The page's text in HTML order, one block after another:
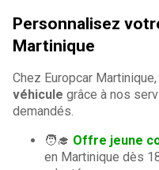
Personnalisez
Martinique
Chez Europcar
véhicule grâce à nos
demandés.
🧑‍🎓 Offre jeune
en Martinique dès